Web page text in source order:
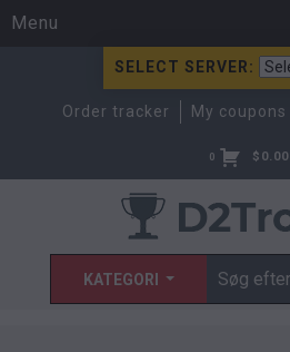
Menu
SELECT SERVER:
Order tracker My coupons
0 $ 0.00
KATEGORI